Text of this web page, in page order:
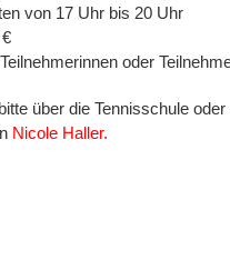
von 17 Uhr bis 20 Uhr
oder
über die Tennisschule
Nicole Haller.